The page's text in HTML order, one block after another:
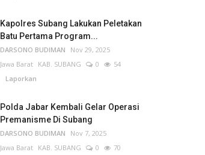
Kapolres Subang Lakukan Peletakan
Batu Pertama Program...
DARSONO BUDIMAN
Nov 29, 2025
Jawa Barat KAB. SUBANG 0
54
Laporkan
Polda Jabar Kembali Gelar Operasi
Premanisme Di Subang
DARSONO BUDIMAN
Nov 7, 2025
Jawa Barat KAB. SUBANG 0
70